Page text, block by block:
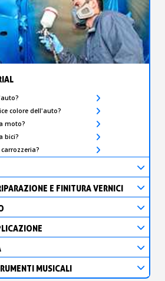
colore dell'auto?
moto?
bici?
E FINITURA VERNICI
MUSICALI